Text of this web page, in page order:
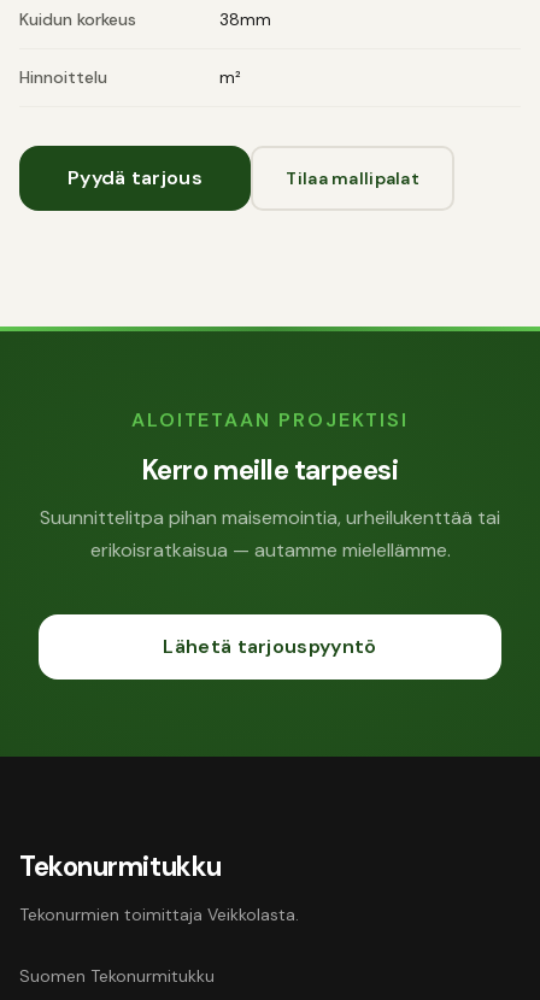
Kuidun korkeus 38mm
Hinnoittelu m²
Pyydä tarjous Tilaa mallipalat
ALOITETAAN PROJEKTISI
Kerro meille tarpeesi
Suunnittelitpa pihan maisemointia, urheilukenttää tai
erikoisratkaisua — autamme mielellämme.
Lähetä tarjouspyyntö
Tekonurmitukku
Tekonurmien toimittaja Veikkolasta.
Suomen Tekonurmitukku